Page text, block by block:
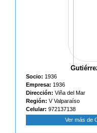
Socio: 1936
Empresa: 1936
Dirección: Viña del Mar
Región: V Valparaíso
Celular: 972137138
Ver más de